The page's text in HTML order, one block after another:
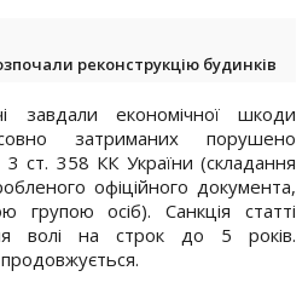
реконструкцію будинків
завдали економічної шкоди
затриманих порушено
3 ст. 358 КК України (складання
офіційного документа,
осіб). Санкція статті
волі на строк до 5 років.